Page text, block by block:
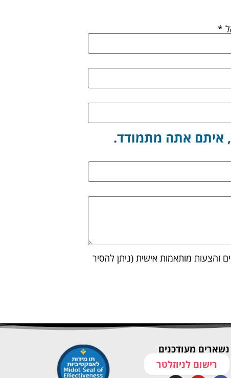
*
איתם אתה מתמודד.
והצעות מותאמות אישית (ניתן להסיר
נשארים מעודכנים
רישום לניוזלטר